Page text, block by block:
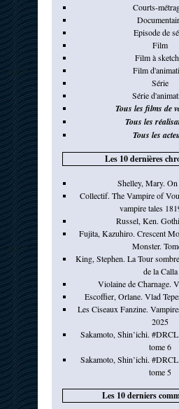
Courts-
Episode de
Film
Film à
Film
Série
Série
Tous les films de
Tous les
Tous les
Les 10 dernières
Shelley, Mary.
Collectif. The Vampire of
vampire tales
Russel, Ken.
Fujita, Kazuhiro. Crescent
Monster.
King, Stephen. La Tour
de la Calla
Violaine de Charnage.
Escoffier, Orlane. Vlad
Les Ciseaux Fanzine.
2025
Sakamoto, Shin’ichi.
tome 6
Sakamoto, Shin’ichi.
tome 5
Les 10 derniers